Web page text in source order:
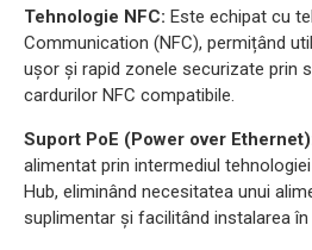
Tehnologie NFC: Este echipat cu
Communication (NFC), permițând
ușor și rapid zonele securizate prin
cardurilor NFC compatibile.
Suport PoE (Power over
alimentat prin intermediul
Hub, eliminând necesitatea unui
suplimentar și facilitând instalarea